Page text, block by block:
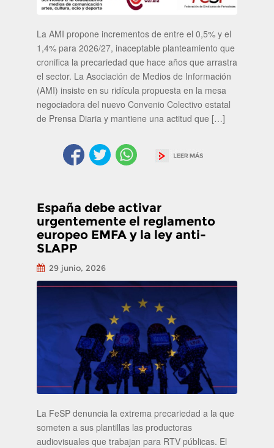
La AMI propone incrementos de entre el 0,5% y el
1,4% para 2026/27, inaceptable planteamiento que
cronifica la precariedad que hace años que arrastra
el sector. La Asociación de Medios de Información
(AMI) insiste en su ridícula propuesta en la mesa
negociadora del nuevo Convenio Colectivo estatal
de Prensa Diaria y mantiene una actitud que […]
España debe activar
urgentemente el reglamento
europeo EMFA y la ley anti-
SLAPP
29 junio, 2026
La FeSP denuncia la extrema precariedad a la que
someten a sus plantillas las productoras
audiovisuales que trabajan para RTV públicas. El